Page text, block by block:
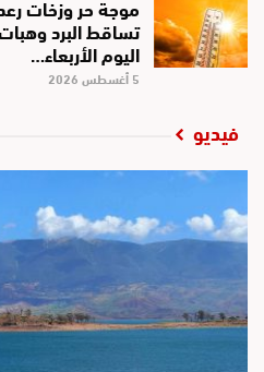
موجة حر وزخات
تساقط البرد
اليوم الأربعاء…
5 أغسطس 2026
فيديو